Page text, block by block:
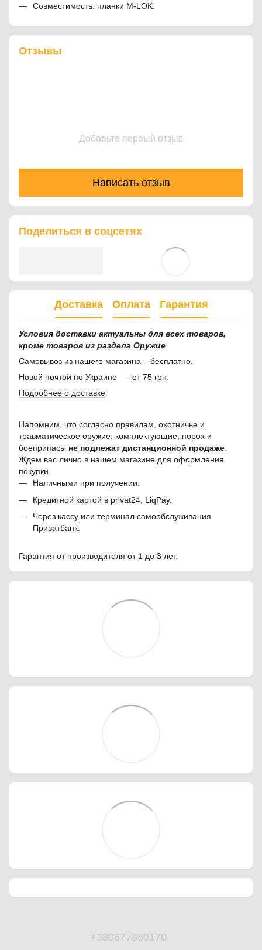
Совместимость: планки M-LOK.
Отзывы
Добавьте первый отзыв
Написать отзыв
Поделиться в соцсетях
Доставка Оплата Гарантия
Условия доставки актуальны для всех товаров,
кроме товаров из раздела Оружие
Самовывоз из нашего магазина – бесплатно.
Новой почтой по Украине — от 75 грн.
Подробнее о доставке
Напомним, что согласно правилам, охотничье и
травматическое оружие, комплектующие, порох и
боеприпасы не подлежат дистанционной продаже.
Ждем вас лично в нашем магазине для оформления
покупки.
Наличными при получении.
Кредитной картой в privat24, LiqPay.
Через кассу или терминал самообслуживания
Приватбанк.
Гарантия от производителя от 1 до 3 лет.
+380677880170